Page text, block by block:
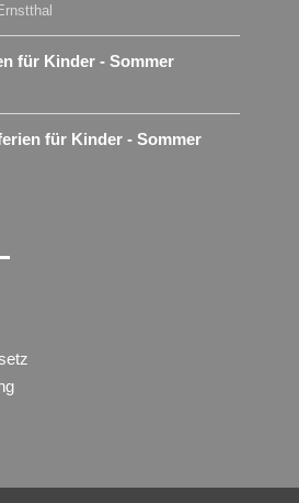
für Kinder - Sommer
für Kinder - Sommer